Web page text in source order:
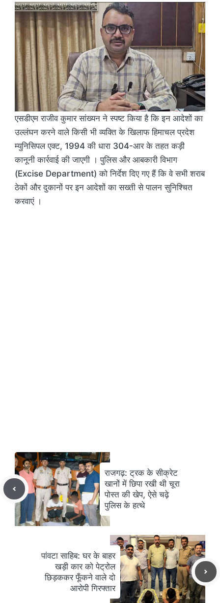
एसडीएम राजीव कुमार सांख्यन ने स्पष्ट किया है कि इन आदेशों का
उल्लंघन करने वाले किसी भी व्यक्ति के खिलाफ हिमाचल प्रदेश
म्युनिसिपल एक्ट, 1994 की धारा 304-आर के तहत कड़ी
कानूनी कार्रवाई की जाएगी । पुलिस और आबकारी विभाग
(Excise Department) को निर्देश दिए गए हैं कि वे सभी शराब
ठेकों और दुकानों पर इन आदेशों का सख्ती से पालन सुनिश्चित
करवाएं ।
राजगढ़: ट्रक के सीक्रेट
खानों में छिपा रखी थी चूरा
पोस्त की खेप, ऐसे चढ़े
पुलिस के हत्थे
पांवटा साहिब: घर के बाहर
खड़ी कार को पेट्रोल
छिड़ककर फूँकने वाले दो
आरोपी गिरफ्तार